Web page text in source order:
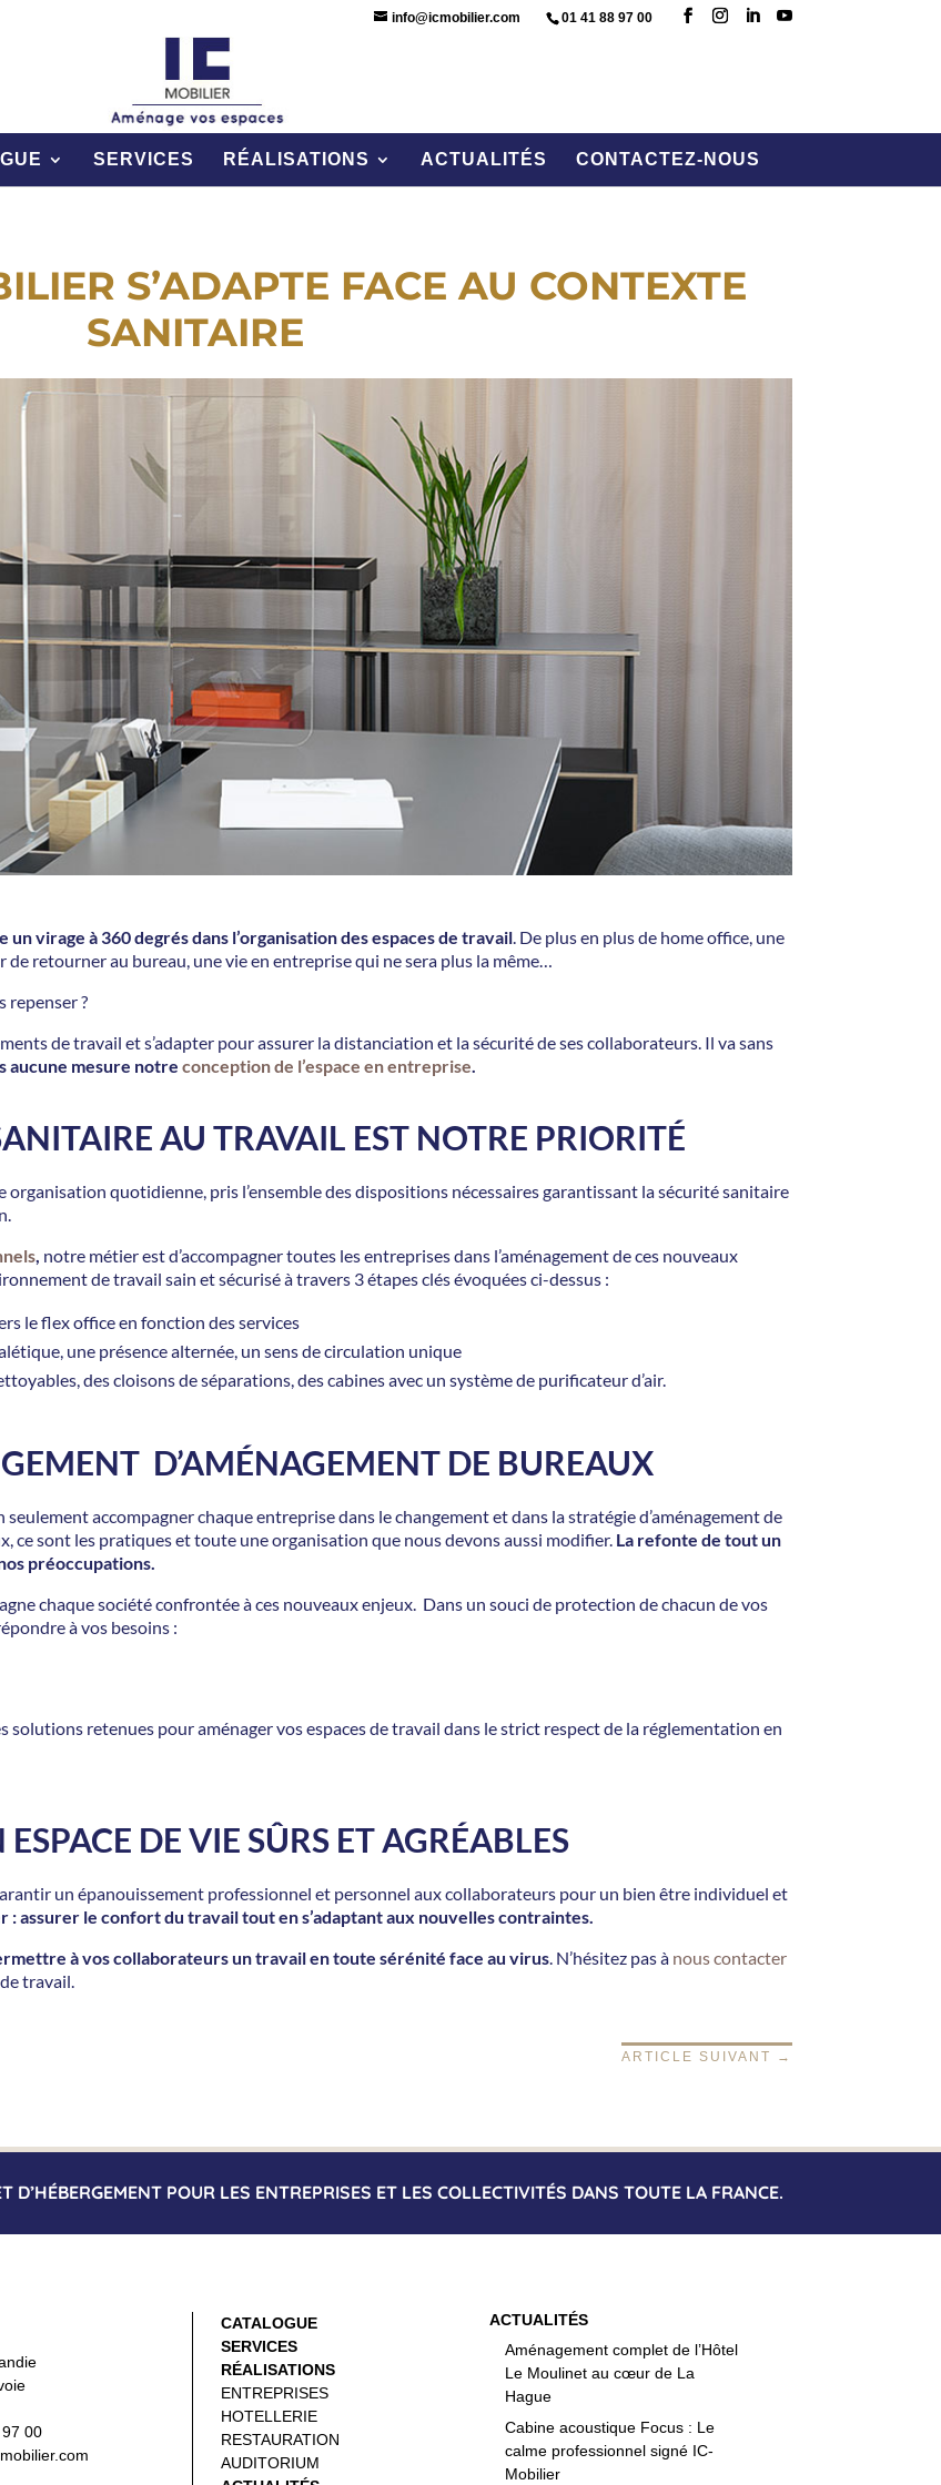
info@icmobilier.com 01 41 88 97 00  
SERVICES RÉALISATIONS ACTUALITÉS CONTACTEZ-NOUS
S’ADAPTE FACE AU CONTEXTE
SANITAIRE
virage à 360 degrés dans l’organisation des espaces de travail . De plus en plus de home office, une
retourner au bureau, une vie en entreprise qui ne sera plus la même…
repenser ?
de travail et s’adapter pour assurer la distanciation et la sécurité de ses collaborateurs. Il va sans
aucune mesure notreconception de l’espace en entreprise
AU TRAVAIL EST NOTRE PRIORITÉ
quotidienne, pris l’ensemble des dispositions nécessaires garantissant la sécurité sanitaire
notre métier est d’accompagner toutes les entreprises dans l’aménagement de ces nouveaux
de travail sain et sécurisé à travers 3 étapes clés évoquées ci-dessus :
le flex office en fonction des services
une présence alternée, un sens de circulation unique
des cloisons de séparations, des cabines avec un système de purificateur d’air.
D’AMÉNAGEMENT DE BUREAUX
accompagner chaque entreprise dans le changement et dans la stratégie d’aménagement de
ce sont les pratiques et toute une organisation que nous devons aussi modifier. La refonte de tout un
préoccupations.
chaque société confrontée à ces nouveaux enjeux. Dans un souci de protection de chacun de vos
à vos besoins :
retenues pour aménager vos espaces de travail dans le strict respect de la réglementation en
DE VIE SÛRS ET AGRÉABLES
un épanouissement professionnel et personnel aux collaborateurs pour un bien être individuel et
: assurer le confort du travail tout en s’adaptant aux nouvelles contraintes.
à vos collaborateurs un travail en toute sérénité face au virus . N’hésitez pas à nous contacter
travail.
ARTICLE SUIVANT →
D’HÉBERGEMENT POUR LES ENTREPRISES ET LES COLLECTIVITÉS DANS TOUTE LA FRANCE.
00
CATALOGUE
SERVICES
RÉALISATIONS
ENTREPRISES
HOTELLERIE
RESTAURATION
AUDITORIUM
ACTUALITÉS
Aménagement complet de l’Hôtel
Le Moulinet au cœur de La
Hague
Cabine acoustique Focus : Le
calme professionnel signé IC-
Mobilier